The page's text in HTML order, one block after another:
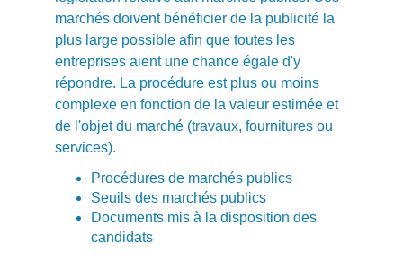
marchés doivent bénéficier de la publicité la
plus large possible afin que toutes les
entreprises aient une chance égale d'y
répondre. La procédure est plus ou moins
complexe en fonction de la valeur estimée et
de l'objet du marché (travaux, fournitures ou
services).
Procédures de marchés publics
Seuils des marchés publics
Documents mis à la disposition des
candidats